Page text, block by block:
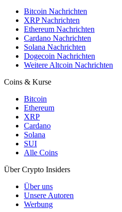
Bitcoin Nachrichten
XRP Nachrichten
Ethereum Nachrichten
Cardano Nachrichten
Solana Nachrichten
Dogecoin Nachrichten
Weitere Altcoin Nachrichten
Coins & Kurse
Bitcoin
Ethereum
XRP
Cardano
Solana
SUI
Alle Coins
Über Crypto Insiders
Über uns
Unsere Autoren
Werbung